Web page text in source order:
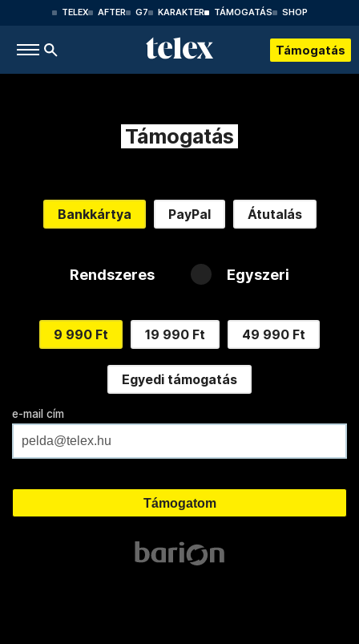
TELEX AFTER G7 KARAKTER TÁMOGATÁS SHOP
Támogatás
Támogatás
Bankkártya PayPal Átutalás
Rendszeres Egyszeri
9 990 Ft 19 990 Ft 49 990 Ft
Egyedi támogatás
e-mail cím